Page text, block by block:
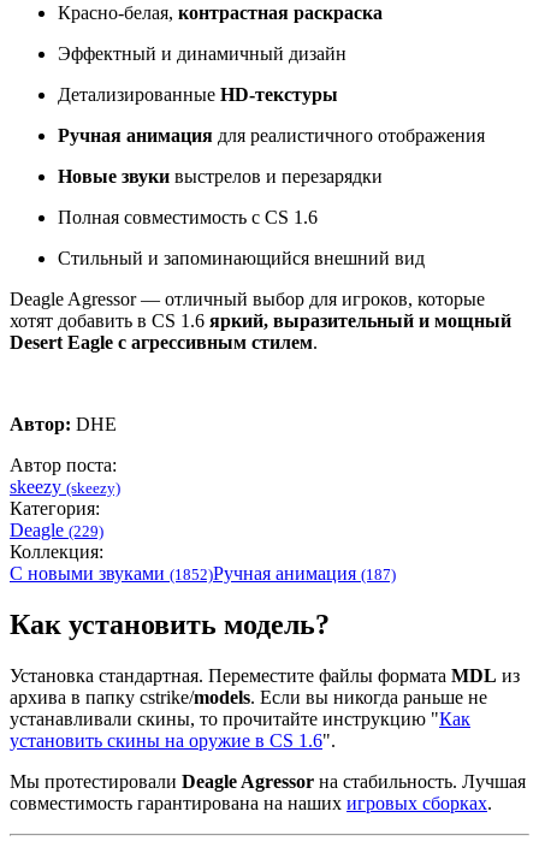
Красно-белая, контрастная раскраска
Эффектный и динамичный дизайн
Детализированные HD-текстуры
Ручная анимация для реалистичного отображения
Новые звуки выстрелов и перезарядки
Полная совместимость с CS 1.6
Стильный и запоминающийся внешний вид
Deagle Agressor — отличный выбор для игроков, которые
хотят добавить в CS 1.6 яркий, выразительный и мощный
Desert Eagle с агрессивным стилем.
Автор: DHE
Автор поста:
skeezy (skeezy)
Категория:
Deagle (229)
Коллекция:
С новыми звуками (1852)Ручная анимация (187)
Как установить модель?
Установка стандартная. Переместите файлы формата MDL из
архива в папку cstrike/models. Если вы никогда раньше не
устанавливали скины, то прочитайте инструкцию "Как
установить скины на оружие в CS 1.6".
Мы протестировали Deagle Agressor на стабильность. Лучшая
совместимость гарантирована на наших игровых сборках.